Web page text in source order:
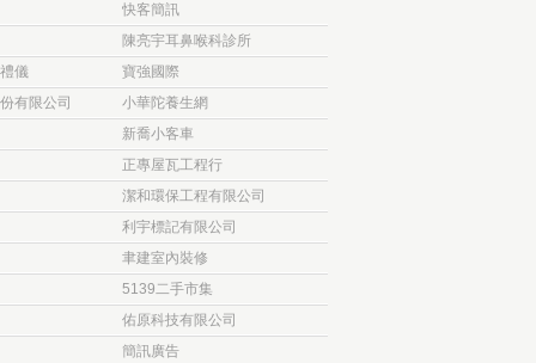
快客簡訊
陳亮宇耳鼻喉科診所
儀
寶強國際
有限公司
小華陀養生網
新喬小客車
正專屋瓦工程行
潔和環保工程有限公司
利宇標記有限公司
聿建室內裝修
5139二手市集
佑原科技有限公司
簡訊廣告